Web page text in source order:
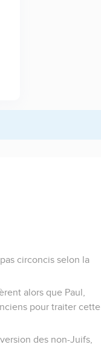
circoncis selon la
alors que Paul,
pour traiter cette
des non-Juifs,